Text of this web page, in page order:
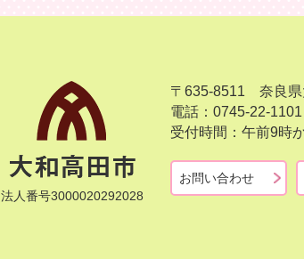
法人番号3000020292028
〒635-8511 奈良県
電話：0745-22-1101
受付時間：午前9時
お問い合わせ